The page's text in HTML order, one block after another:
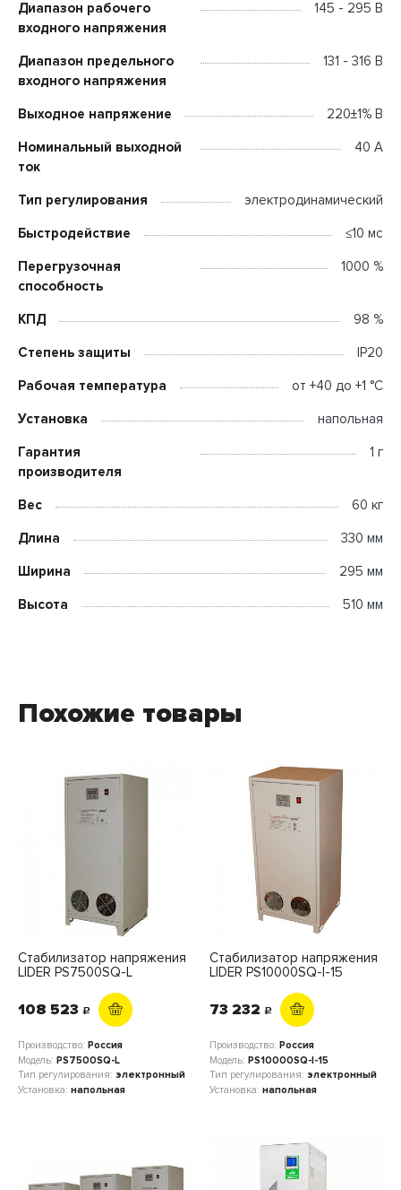
Диапазон рабочего
входного напряжения
145 - 295 В
Диапазон предельного
входного напряжения
131 - 316 В
Выходное напряжение 220±1% В
Номинальный выходной
ток
40 А
Тип регулирования электродинамический
Быстродействие ≤10 мс
Перегрузочная
способность
1000 %
КПД 98 %
Степень защиты IP20
Рабочая температура от +40 до +1 °C
Установка напольная
Гарантия
производителя
1 г
Вес 60 кг
Длина 330 мм
Ширина 295 мм
Высота 510 мм
Похожие товары
Стабилизатор напряжения
LIDER PS7500SQ-L
108 523 c
Производство: Россия
Модель: PS7500SQ-L
Тип регулирования: электронный
Установка: напольная
Стабилизатор напряжения
LIDER PS10000SQ-I-15
73 232 c
Производство: Россия
Модель: PS10000SQ-I-15
Тип регулирования: электронный
Установка: напольная